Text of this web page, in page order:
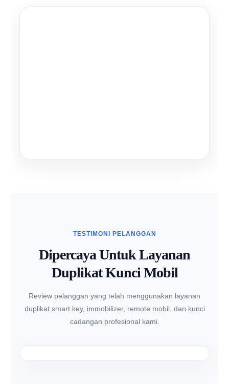
TESTIMONI PELANGGAN
Dipercaya Untuk Layanan
Duplikat Kunci Mobil
Review pelanggan yang telah menggunakan layanan
duplikat smart key, immobilizer, remote mobil, dan kunci
cadangan profesional kami.